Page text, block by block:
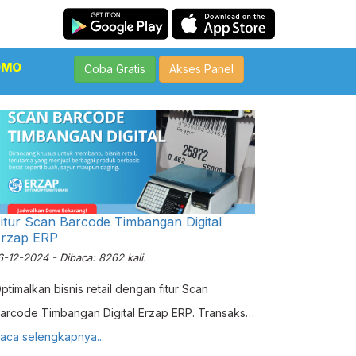
Coba Gratis Akses Panel
Scan Barcode Timbangan Digital
ERP
12-2024 - Dibaca: 8262 kali.
bisnis retail dengan fitur Scan
Timbangan Digital Erzap ERP. Transaksi
akurat, dan terintegrasi dengan POS Web.
selengkapnya...